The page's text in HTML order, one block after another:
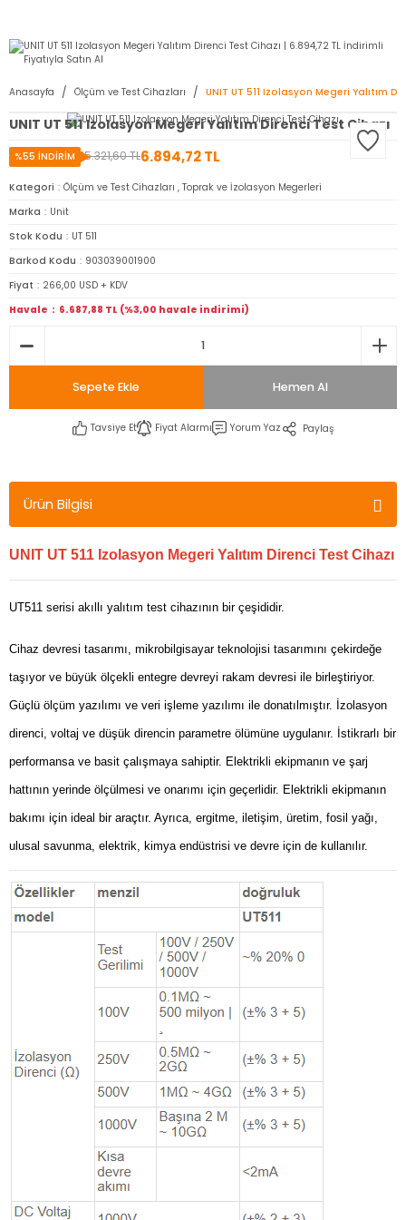
Anasayfa Ölçüm ve Test Cihazları UNIT UT 511 Izolasyon Megeri Yalıtım
UNIT UT 511 Izolasyon Megeri Yalıtım Direnci Test Cihazı
15.321,60 TL6.894,72 TL
%55 İNDİRİM
Kategori Ölçüm ve Test Cihazları , Toprak ve İzolasyon Megerleri
Marka
Unit
Stok Kodu
UT 511
Barkod Kodu
903039001900
Fiyat
266,00 USD + KDV
Havale
6.687,88 TL (%3,00 havale indirimi)
Sepete Ekle Hemen Al
Tavsiye Et Fiyat Alarmı Yorum Yaz Paylaş
Ürün Bilgisi
UNIT UT 511 Izolasyon Megeri Yalıtım Direnci Test Cihazı
UT511 serisi akıllı yalıtım test cihazının bir çeşididir.
Cihaz devresi tasarımı, mikrobilgisayar teknolojisi tasarımını çekirdeğe
taşıyor ve büyük ölçekli entegre devreyi rakam devresi ile birleştiriyor.
Güçlü ölçüm yazılımı ve veri işleme yazılımı ile donatılmıştır. İzolasyon
direnci, voltaj ve düşük direncin parametre ölümüne uygulanır. İstikrarlı bir
performansa ve basit çalışmaya sahiptir. Elektrikli ekipmanın ve şarj
hattının yerinde ölçülmesi ve onarımı için geçerlidir. Elektrikli ekipmanın
bakımı için ideal bir araçtır. Ayrıca, ergitme, iletişim, üretim, fosil yağı,
ulusal savunma, elektrik, kimya endüstrisi ve devre için de kullanılır.